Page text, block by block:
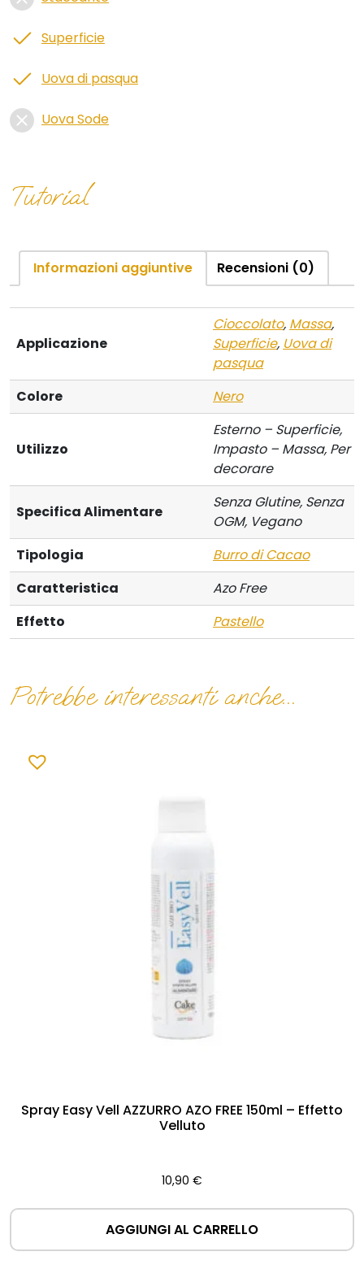
Superficie
Uova di pasqua
Uova Sode
Tutorial
Informazioni aggiuntive Recensioni (0)
Applicazione
Cioccolato, Massa,
Superficie, Uova di
pasqua
Colore
Nero
Utilizzo
Esterno – Superficie,
Impasto – Massa, Per
decorare
Specifica Alimentare
Senza Glutine, Senza
OGM, Vegano
Tipologia
Burro di Cacao
Caratteristica
Azo Free
Effetto
Pastello
Potrebbe interessanti anche...
Spray Easy Vell AZZURRO AZO FREE 150ml – Effetto
Velluto
10,90 €
AGGIUNGI AL CARRELLO